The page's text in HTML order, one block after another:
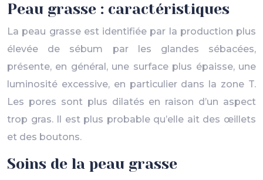
Peau grasse : caractéristiques
La peau grasse est identifiée par la production plus
élevée de sébum par les glandes sébacées,
présente, en général, une surface plus épaisse, une
luminosité excessive, en particulier dans la zone T.
Les pores sont plus dilatés en raison d’un aspect
trop gras. Il est plus probable qu’elle ait des œillets
et des boutons.
Soins de la peau grasse